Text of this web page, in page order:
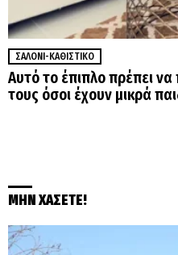
ΣΑΛΌΝΙ-ΚΑΘΙΣΤΙΚΌ
Αυτό το έπιπλο πρέπει
τους όσοι έχουν μικρά
ΜΗΝ ΧΑΣΕΤΕ!